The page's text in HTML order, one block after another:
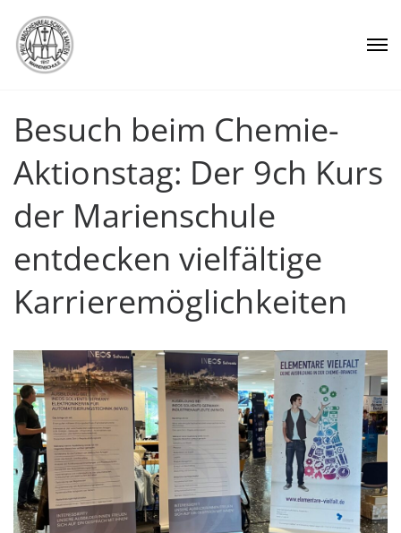
Besuch beim Chemie-
Aktionstag: Der 9ch Kurs
der Marienschule
entdecken vielfältige
Karrieremöglichkeiten